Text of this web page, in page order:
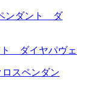
ダイヤパヴェ